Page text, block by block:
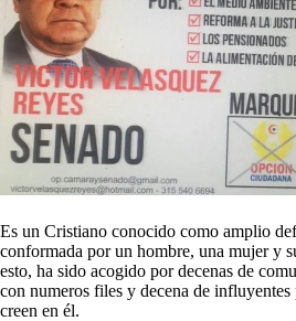
Es un Cristiano conocido como amplio
conformada por un hombre, una mujer y
esto, ha sido acogido por decenas de
con numeros files y decena de influyentes
creen en él.